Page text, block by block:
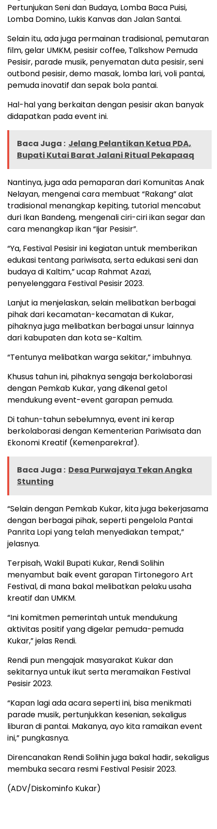
Pertunjukan Seni dan Budaya, Lomba Baca Puisi,
Lomba Domino, Lukis Kanvas dan Jalan Santai.
Selain itu, ada juga permainan tradisional, pemutaran
film, gelar UMKM, pesisir coffee, Talkshow Pemuda
Pesisir, parade musik, penyematan duta pesisir, seni
outbond pesisir, demo masak, lomba lari, voli pantai,
pemuda inovatif dan sepak bola pantai.
Hal-hal yang berkaitan dengan pesisir akan banyak
didapatkan pada event ini.
Baca Juga : Jelang Pelantikan Ketua PDA,
Bupati Kutai Barat Jalani Ritual Pekapaaq
Nantinya, juga ada pemaparan dari Komunitas Anak
Nelayan, mengenai cara membuat “Rakang” alat
tradisional menangkap kepiting, tutorial mencabut
duri Ikan Bandeng, mengenali ciri-ciri ikan segar dan
cara menangkap ikan “Ijar Pesisir”.
“Ya, Festival Pesisir ini kegiatan untuk memberikan
edukasi tentang pariwisata, serta edukasi seni dan
budaya di Kaltim,” ucap Rahmat Azazi,
penyelenggara Festival Pesisir 2023.
Lanjut ia menjelaskan, selain melibatkan berbagai
pihak dari kecamatan-kecamatan di Kukar,
pihaknya juga melibatkan berbagai unsur lainnya
dari kabupaten dan kota se-Kaltim.
“Tentunya melibatkan warga sekitar,” imbuhnya.
Khusus tahun ini, pihaknya sengaja berkolaborasi
dengan Pemkab Kukar, yang dikenal getol
mendukung event-event garapan pemuda.
Di tahun-tahun sebelumnya, event ini kerap
berkolaborasi dengan Kementerian Pariwisata dan
Ekonomi Kreatif (Kemenparekraf).
Baca Juga : Desa Purwajaya Tekan Angka
Stunting
“Selain dengan Pemkab Kukar, kita juga bekerjasama
dengan berbagai pihak, seperti pengelola Pantai
Panrita Lopi yang telah menyediakan tempat,”
jelasnya.
Terpisah, Wakil Bupati Kukar, Rendi Solihin
menyambut baik event garapan Tirtonegoro Art
Festival, di mana bakal melibatkan pelaku usaha
kreatif dan UMKM.
“Ini komitmen pemerintah untuk mendukung
aktivitas positif yang digelar pemuda-pemuda
Kukar,” jelas Rendi.
Rendi pun mengajak masyarakat Kukar dan
sekitarnya untuk ikut serta meramaikan Festival
Pesisir 2023.
“Kapan lagi ada acara seperti ini, bisa menikmati
parade musik, pertunjukkan kesenian, sekaligus
liburan di pantai. Makanya, ayo kita ramaikan event
ini,” pungkasnya.
Direncanakan Rendi Solihin juga bakal hadir, sekaligus
membuka secara resmi Festival Pesisir 2023.
(ADV/Diskominfo Kukar)